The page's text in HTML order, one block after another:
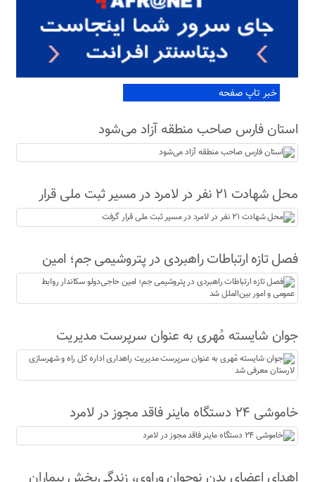
خبر تاپ صفحه
استان فارس صاحب منطقه آزاد می‌شود
محل شهادت ۲۱ نفر در لامرد در مسیر ثبت ملی قرار
گرفت
فصل تازه ارتباطات راهبردی در پتروشیمی جم؛ امین
حاجی‌دولو سکاندار روابط عمومی و امور بین‌الملل شد
جوان شایسته مُهری به عنوان سرپرست مدیریت
راهداری اداره کل راه و شهرسازی لارستان معرفی شد
خاموشی ۲۴ دستگاه ماینر فاقد مجوز در لامرد